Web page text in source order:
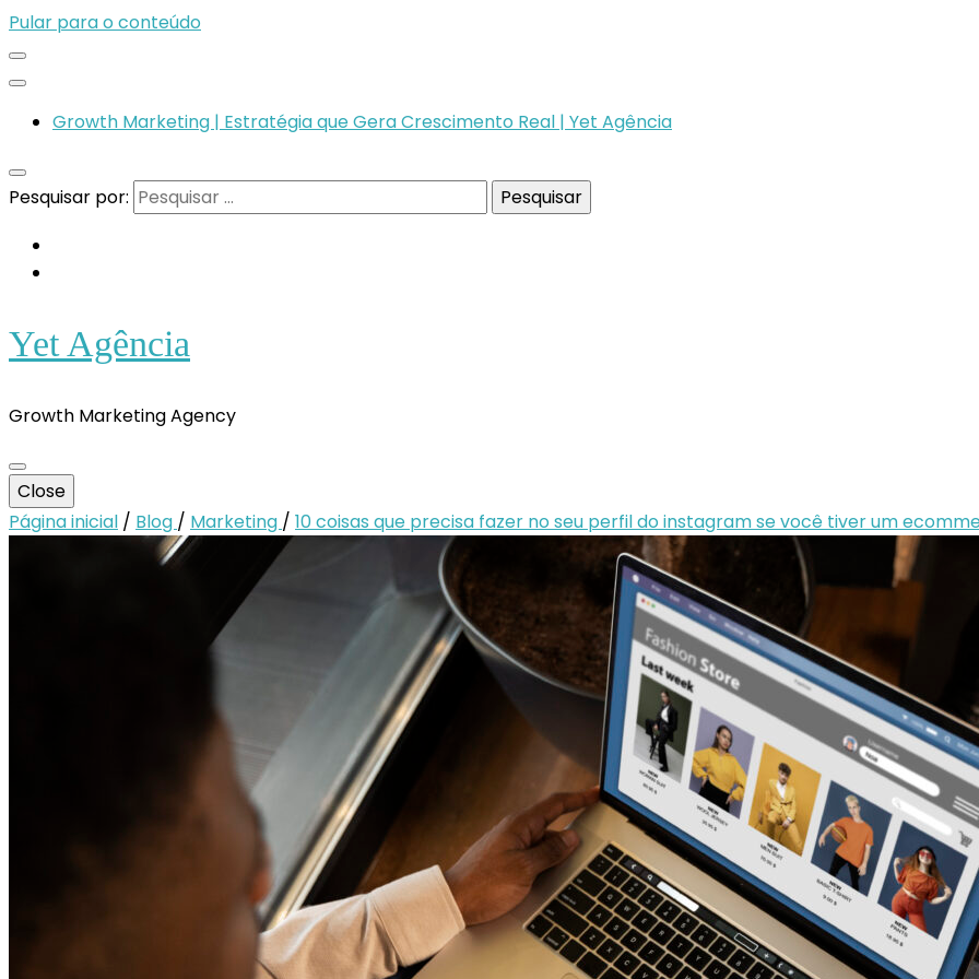
Pular para o conteúdo
Growth Marketing | Estratégia que Gera Crescimento Real | Yet Agência
Pesquisar por:
Yet Agência
Growth Marketing Agency
Close
Página inicial / Blog / Marketing / 10 coisas que precisa fazer no seu perfil do instagram se você tiver um